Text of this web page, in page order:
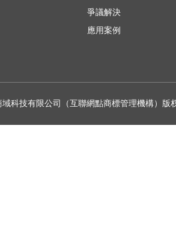
爭議解決
應用案例
域科技有限公司（互聯網點商標管理機構）版